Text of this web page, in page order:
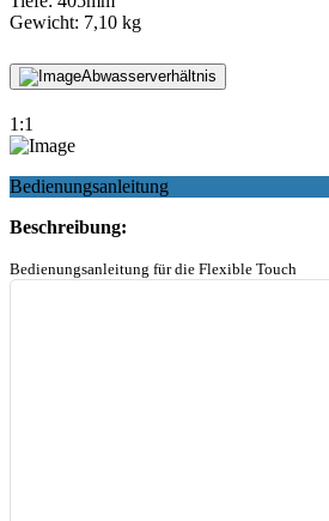
Gewicht: 7,10 kg
Abwasserverhältnis
1:1
Bedienungsanleitung
Beschreibung:
Bedienungsanleitung für die Flexible Touch